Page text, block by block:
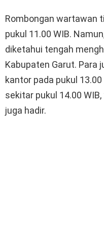
Rombongan wartawan
pukul 11.00 WIB.
diketahui tengah
Kabupaten Garut. Para
kantor pada pukul
sekitar pukul 14.00
juga hadir.